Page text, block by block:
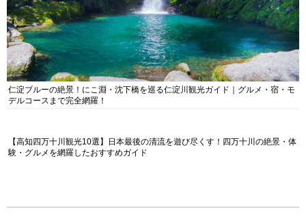
仁淀ブルーの絶景！にこ淵・沈下橋を巡る仁淀川観光ガイド｜グルメ・宿・モ
デルコースまで完全網羅！
【高知四万十川観光10選】日本最後の清流を遊び尽くす！四万十川の絶景・体
験・グルメを網羅したおすすめガイド